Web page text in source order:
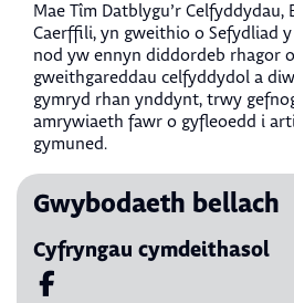
Mae Tîm Datblygu’r
Caerffili, yn gweithio o Sefydliad y
nod yw ennyn diddordeb rhagor
gweithgareddau celfyddydol a
gymryd rhan ynddynt, trwy
amrywiaeth fawr o gyfleoedd i
gymuned.
Gwybodaeth bellach
Cyfryngau cymdeithasol
Visit us on Facebook